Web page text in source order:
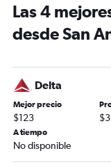
Las 4
desde San
Delta
Mejor precio
$123
A tiempo
No disponible